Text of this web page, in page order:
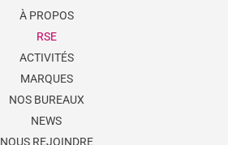
À PROPOS
RSE
ACTIVITÉS
MARQUES
NOS BUREAUX
NEWS
NOUS REJOINDRE